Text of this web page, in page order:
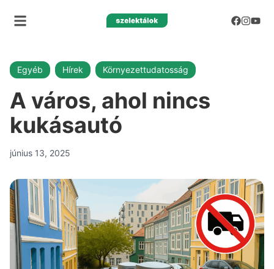
Egyéb Hírek Környezettudatosság
A város, ahol nincs
kukásautó
június 13, 2025